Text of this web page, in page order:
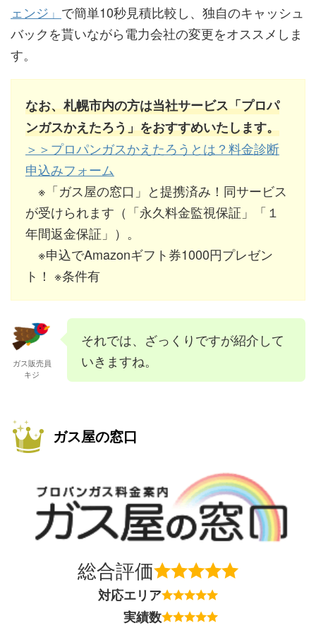
ェンジ」 で簡単10秒見積比較し、独自のキャッシュ
バックを貰いながら電力会社の変更をオススメしま
す。
なお、札幌市内の方は当社サービス「プロパ
ンガスかえたろう」をおすすめいたします。
＞＞プロパンガスかえたろうとは？料金診断
申込みフォーム
※「ガス屋の窓口」と提携済み！同サービス
が受けられます（「永久料金監視保証」「１
年間返金保証」）。
※申込でAmazonギフト券1000円プレゼン
ト！ ※条件有
ガス販売員
キジ
それでは、ざっくりですが紹介して
いきますね。
ガス屋の窓口
総合評価
対応エリア
実績数